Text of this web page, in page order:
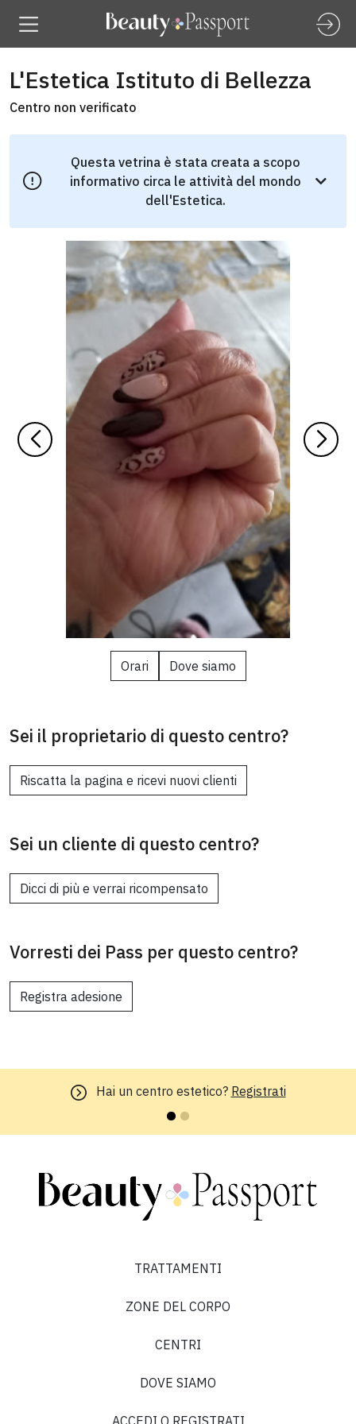
L'Estetica Istituto di Bellezza
Centro non verificato
Questa vetrina è stata creata a scopo
informativo circa le attività del mondo
dell'Estetica.
Orari Dove siamo
Sei il proprietario di questo centro?
Riscatta la pagina e ricevi nuovi clienti
Sei un cliente di questo centro?
Dicci di più e verrai ricompensato
Vorresti dei Pass per questo centro?
Registra adesione
Hai un centro estetico? Registrati
TRATTAMENTI
ZONE DEL CORPO
CENTRI
DOVE SIAMO
ACCEDI O REGISTRATI